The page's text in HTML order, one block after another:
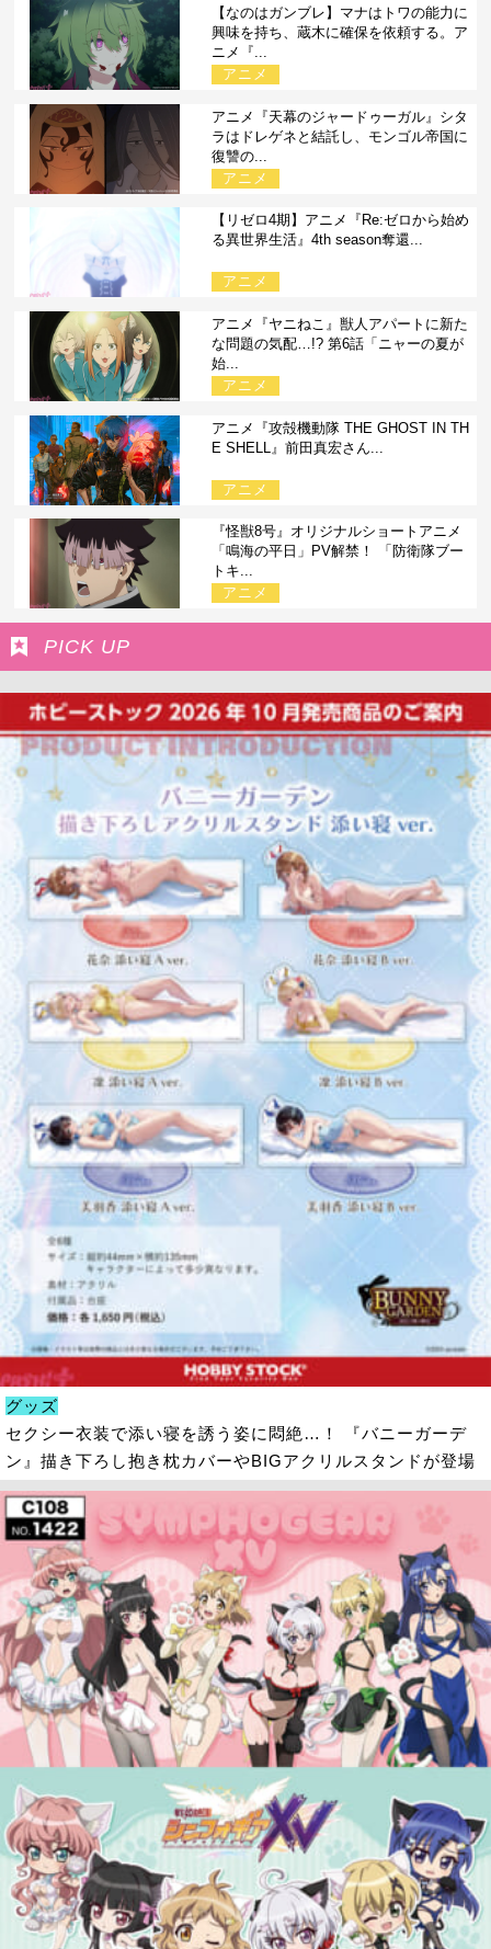
【なのはガンブレ】マナはトワの能力に
興味を持ち、蔵木に確保を依頼する。ア
ニメ『...
アニメ
アニメ『天幕のジャードゥーガル』シタ
ラはドレゲネと結託し、モンゴル帝国に
復讐の...
アニメ
【リゼロ4期】アニメ『Re:ゼロから始め
る異世界生活』4th season奪還...
アニメ
アニメ『ヤニねこ』獣人アパートに新た
な問題の気配…!? 第6話「ニャーの夏が
始...
アニメ
アニメ『攻殻機動隊 THE GHOST IN TH
E SHELL』前田真宏さん...
アニメ
『怪獣8号』オリジナルショートアニメ
「鳴海の平日」PV解禁！ 「防衛隊ブー
トキ...
アニメ
PICK UP
グッズ
セクシー衣装で添い寝を誘う姿に悶絶…！ 『バニーガーデ
ン』描き下ろし抱き枕カバーやBIGアクリルスタンドが登場